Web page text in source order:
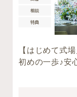
相談
特典
【はじめて式
初めの一歩♪安